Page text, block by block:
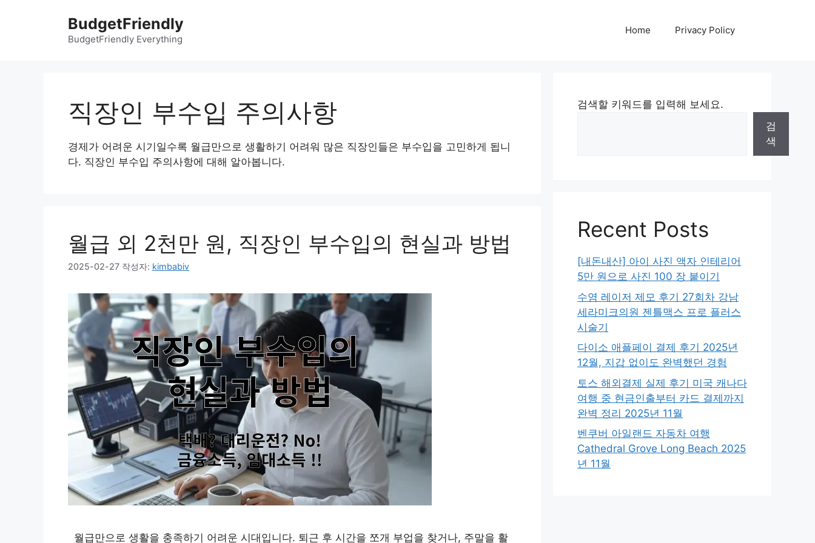
BudgetFriendly
BudgetFriendly Everything
Home Privacy Policy
직장인 부수입 주의사항
경제가 어려운 시기일수록 월급만으로 생활하기 어려워 많은 직장인들은 부수입을 고민하게 됩니
다. 직장인 부수입 주의사항에 대해 알아봅니다.
월급 외 2천만 원, 직장인 부수입의 현실과 방법
2025-02-27 작성자: kimbabiv
월급만으로 생활을 충족하기 어려운 시대입니다. 퇴근 후 시간을 쪼개 부업을 찾거나, 주말을 활
검색할 키워드를 입력해 보세요.
검
색
Recent Posts
[내돈내산] 아이 사진 액자 인테리어
5만 원으로 사진 100 장 붙이기
수염 레이저 제모 후기 27회차 강남
세라미크의원 젠틀맥스 프로 플러스
시술기
다이소 애플페이 결제 후기 2025년
12월, 지갑 없이도 완벽했던 경험
토스 해외결제 실제 후기 미국 캐나다
여행 중 현금인출부터 카드 결제까지
완벽 정리 2025년 11월
벤쿠버 아일랜드 자동차 여행
Cathedral Grove Long Beach 2025
년 11월